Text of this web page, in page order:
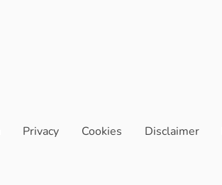
Privacy Cookies Disclaimer